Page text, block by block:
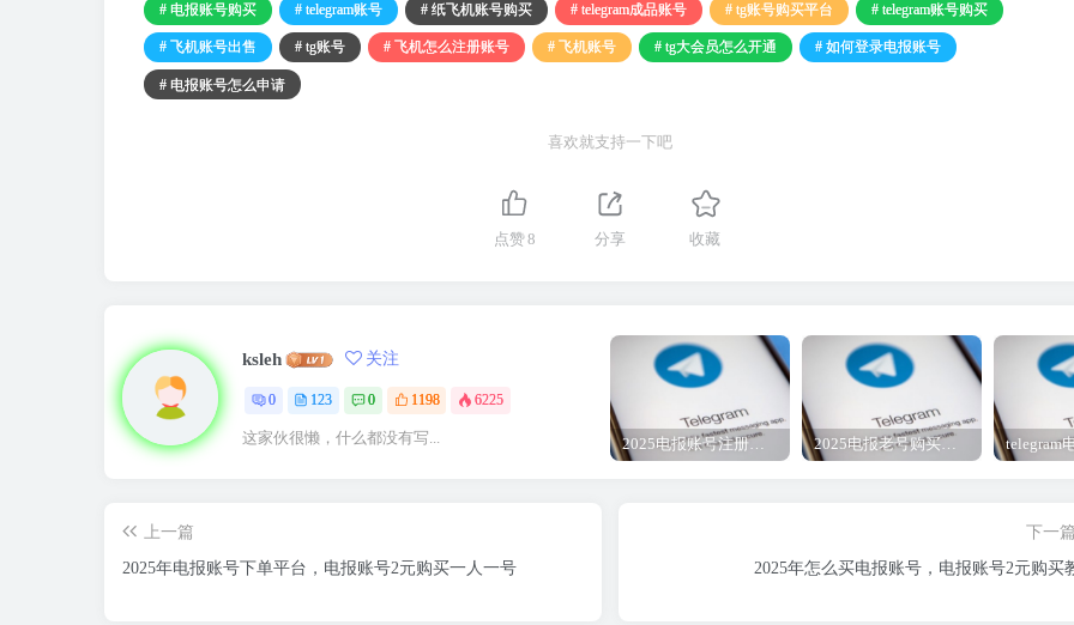
# 电报账号购买 # telegram账号 # 纸飞机账号购买 # telegram成品账号 # tg账号购买平台 # telegram账号购买
# 飞机账号出售 # tg账号 # 飞机怎么注册账号 # 飞机账号 # tg大会员怎么开通 # 如何登录电报账号
# 电报账号怎么申请
喜欢就支持一下吧
点赞8 分享 收藏
ksleh 关注
0 123 0 1198 6225
这家伙很懒，什么都没有写... 2025电报账号注册购买 TG直登账号 Telegram账号 飞机号 电报号购买2元教程 2025电报老号购买地址自动发货-tg电报账号2元批发
上一篇
2025年电报账号下单平台，电报账号2元购买一人一号
下一
2025年怎么买电报账号，电报账号2元购买